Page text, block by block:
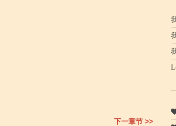
下一章节 >>